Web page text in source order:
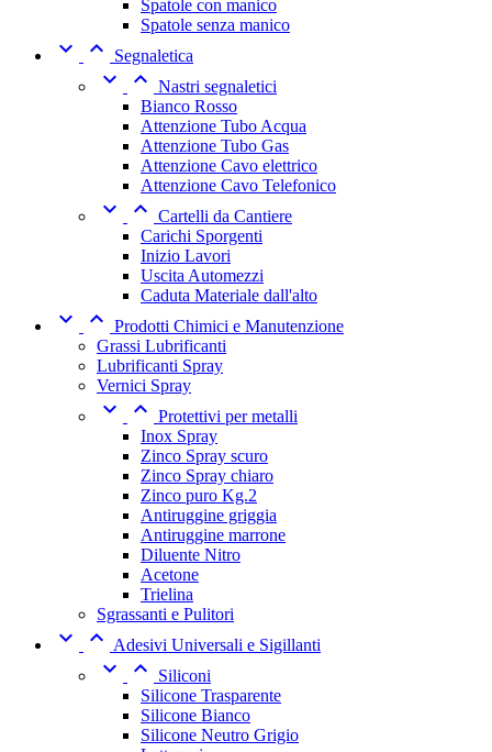
Spatole con manico
Spatole senza manico
  Segnaletica
  Nastri segnaletici
Bianco Rosso
Attenzione Tubo Acqua
Attenzione Tubo Gas
Attenzione Cavo elettrico
Attenzione Cavo Telefonico
  Cartelli da Cantiere
Carichi Sporgenti
Inizio Lavori
Uscita Automezzi
Caduta Materiale dall'alto
  Prodotti Chimici e Manutenzione
Grassi Lubrificanti
Lubrificanti Spray
Vernici Spray
  Protettivi per metalli
Inox Spray
Zinco Spray scuro
Zinco Spray chiaro
Zinco puro Kg.2
Antiruggine griggia
Antiruggine marrone
Diluente Nitro
Acetone
Trielina
Sgrassanti e Pulitori
  Adesivi Universali e Sigillanti
 
Siliconi
Silicone Trasparente
Silicone Bianco
Silicone Neutro Grigio